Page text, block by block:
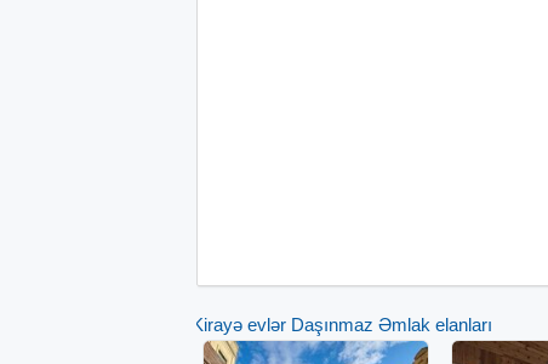
Kirayə evlər Daşınmaz Əmlak elanları